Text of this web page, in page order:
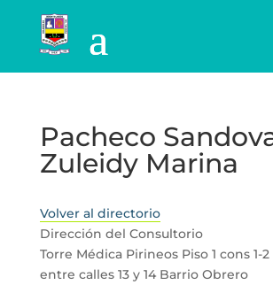
Pacheco
Zuleidy Marina
Volver al directorio
Dirección del Consultorio
Torre Médica Pirineos Piso 1 cons 1-2
entre calles 13 y 14 Barrio Obrero